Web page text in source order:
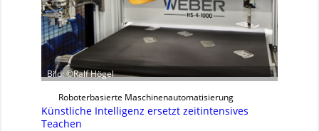
s
c
a
A
a
k
e
n
h
d
n
A
u
s
Bild: ©Ralf Högel
Roboterbasierte Maschinenautomatisierung
Künstliche Intelligenz ersetzt zeitintensives
Teachen